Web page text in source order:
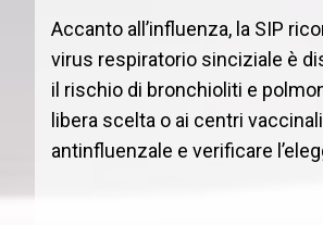
Accanto all’influenza, la SIP
virus respiratorio sinciziale è
il rischio di bronchioliti e
libera scelta o ai centri
antinfluenzale e verificare